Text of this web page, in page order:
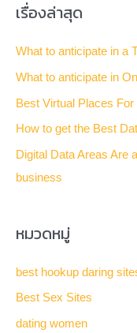
r
c
r
:
เรื่องล่าสุด
What to anticipate in a
What to anticipate in
Best Virtual Places
How to get the Best
Digital Data Areas Are
business
หมวดหมู่
best hookup daring
Best Sex Sites
dating women